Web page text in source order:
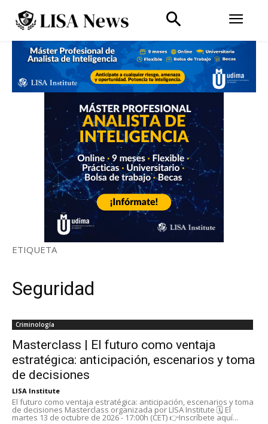
ETIQUETA
Seguridad
Criminología
Masterclass | El futuro como ventaja
estratégica: anticipación, escenarios y toma
de decisiones
LISA Institute
El futuro como ventaja estratégica: anticipación, escenarios y toma
de decisiones Masterclass organizada por LISA Institute 🗓️ El
martes 13 de octubre de 2026 - 17:00h (CET) 👉Inscríbete aquí...